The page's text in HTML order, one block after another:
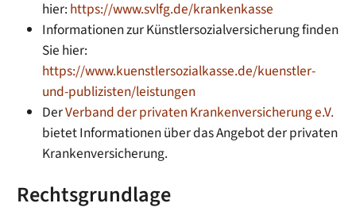
hier: https://www.svlfg.de/krankenkasse
Informationen zur Künstlersozialversicherung finden
Sie hier:
https://www.kuenstlersozialkasse.de/kuenstler-
und-publizisten/leistungen
DerVerband der privaten Krankenversicherung e.V.
bietet Informationen über das Angebot der privaten
Krankenversicherung.
Rechtsgrundlage